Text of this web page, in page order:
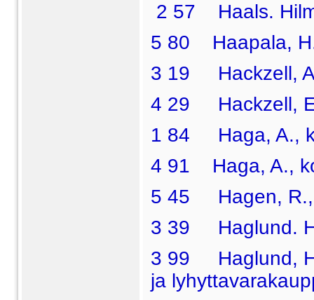
2 57 Haals.
5 80 Haapala,
3 19 Hackzell,
4 29 Hackzell,
1 84 Haga, A.,
4 91 Haga, A.,
5 45 Hagen, R.,
3 39 Haglund.
3 99 Haglund,
ja